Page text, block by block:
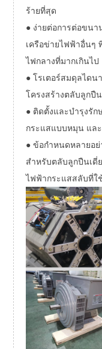
ร้ายที่สุด
● ง่ายต่อการต่อขนา
เครือข่ายไฟฟ้าอื่นๆ
ไฟกลางที่มากเกินไป
● โรเตอร์สมดุลได
โครงสร้างตลับลูกปื
● ติดตั้งและบำรุงรัก
กระแสแบบหมุน แล
● ข้อกำหนดหลายอ
สำหรับตลับลูกปืนเดี่
ไฟฟ้ากระแสสลับที่ใ